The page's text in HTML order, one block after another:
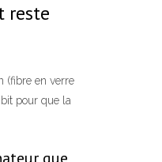
reste
(fibre en verre
pour que la